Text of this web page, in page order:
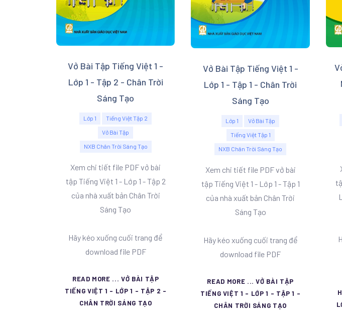
Vở Bài Tập Tiếng Việt 1 -
Lớp 1 - Tập 2 - Chân Trời
Sáng Tạo
Lớp 1
Tiếng Việt Tập 2
Vở Bài Tập
NXB Chân Trời Sáng Tạo
Xem chi tiết file PDF vở bài
tập Tiếng Việt 1 - Lớp 1 - Tập 2
của nhà xuất bản Chân Trời
Sáng Tạo
Hãy kéo xuống cuối trang để
download file PDF
READ MORE ... VỞ BÀI TẬP
TIẾNG VIỆT 1 - LỚP 1 - TẬP 2 -
CHÂN TRỜI SÁNG TẠO
Vở Bài Tập Tiếng Việt 1 -
Lớp 1 - Tập 1 - Chân Trời
Sáng Tạo
Lớp 1
Vở Bài Tập
Tiếng Việt Tập 1
NXB Chân Trời Sáng Tạo
Xem chi tiết file PDF vở bài
tập Tiếng Việt 1 - Lớp 1 - Tập 1
của nhà xuất bản Chân Trời
Sáng Tạo
Hãy kéo xuống cuối trang để
download file PDF
READ MORE ... VỞ BÀI TẬP
TIẾNG VIỆT 1 - LỚP 1 - TẬP 1 -
CHÂN TRỜI SÁNG TẠO